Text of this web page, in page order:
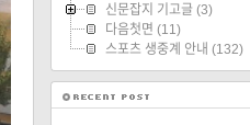
신문잡지 기고글 (3)
다음첫면 (11)
스포츠 생중계 안내 (132)